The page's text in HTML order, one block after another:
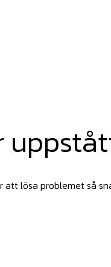
lösa problemet så